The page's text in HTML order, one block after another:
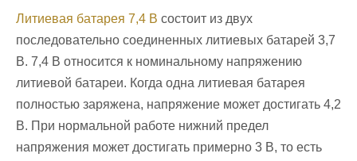
Литиевая батарея 7,4 В состоит из двух
последовательно соединенных литиевых батарей 3,7
В. 7,4 В относится к номинальному напряжению
литиевой батареи. Когда одна литиевая батарея
полностью заряжена, напряжение может достигать 4,2
В. При нормальной работе нижний предел
напряжения может достигать примерно 3 В, то есть